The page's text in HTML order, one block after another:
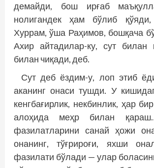
демайди, бош ирғаб
нолигандек ҳам бўлиб
Хуррам, ўша Раҳимов, бошқача
Ахир айтадилар-ку, сут билан
билан чиқади, деб.
Сут деб ёздим-у, лоп этиб
аканинг онаси тушди. У
кенгбағирлик, некбинлик, ҳар
алоҳида меҳр билан
фазилатларини санай ҳожи
онанинг, тўғрироғи, яхши
фазилати бўлади — улар